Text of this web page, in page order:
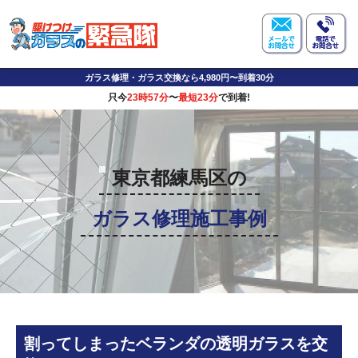
ガラス修理・ガラス交換なら4,980円〜到着30分
只今23時57分〜最短23分で到着!
東京都練馬区の
ガラス修理施工事例
割ってしまったベランダの透明ガラスを交